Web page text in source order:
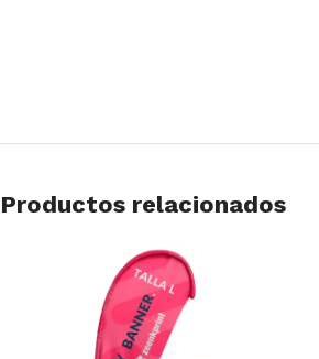
Productos relacionados